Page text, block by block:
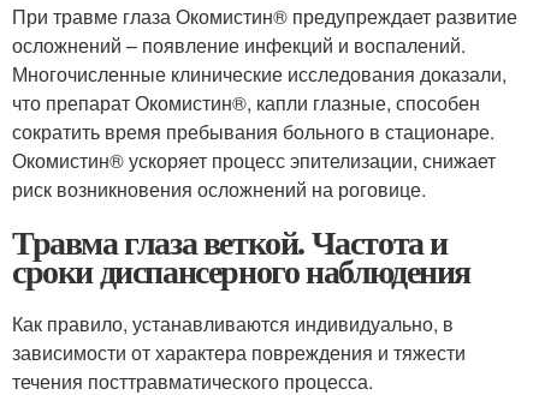
При травме глаза Окомистин® предупреждает развитие
осложнений – появление инфекций и воспалений.
Многочисленные клинические исследования доказали,
что препарат Окомистин®, капли глазные, способен
сократить время пребывания больного в стационаре.
Окомистин® ускоряет процесс эпителизации, снижает
риск возникновения осложнений на роговице.
Травма глаза веткой. Частота и
сроки диспансерного наблюдения
Как правило, устанавливаются индивидуально, в
зависимости от характера повреждения и тяжести
течения посттравматического процесса.